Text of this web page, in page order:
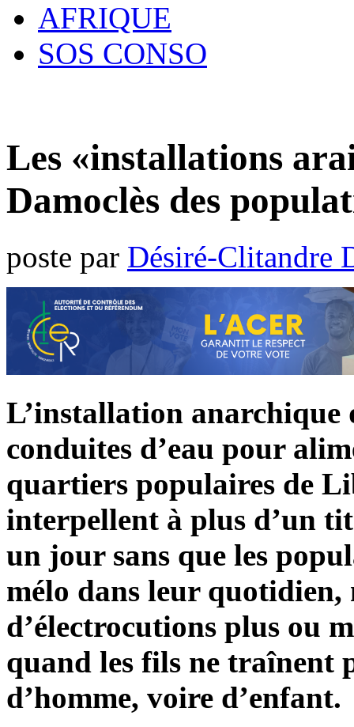
AFRIQUE
SOS CONSO
Les «installations
Damoclès des
poste par Désiré-Clitandre
L’installation anarchique
conduites d’eau pour
quartiers populaires de
interpellent à plus d’un
un jour sans que les
mélo dans leur quotidien,
d’électrocutions plus ou
quand les fils ne traînent
d’homme, voire d’enfant.